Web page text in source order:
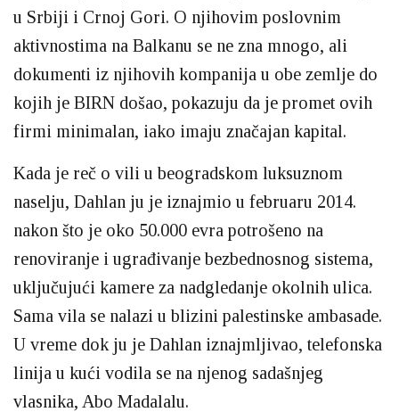
u Srbiji i Crnoj Gori. O njihovim poslovnim
aktivnostima na Balkanu se ne zna mnogo, ali
dokumenti iz njihovih kompanija u obe zemlje do
kojih je BIRN došao, pokazuju da je promet ovih
firmi minimalan, iako imaju značajan kapital.
Kada je reč o vili u beogradskom luksuznom
naselju, Dahlan ju je iznajmio u februaru 2014.
nakon što je oko 50.000 evra potrošeno na
renoviranje i ugrađivanje bezbednosnog sistema,
uključujući kamere za nadgledanje okolnih ulica.
Sama vila se nalazi u blizini palestinske ambasade.
U vreme dok ju je Dahlan iznajmljivao, telefonska
linija u kući vodila se na njenog sadašnjeg
vlasnika, Abo Madalalu.